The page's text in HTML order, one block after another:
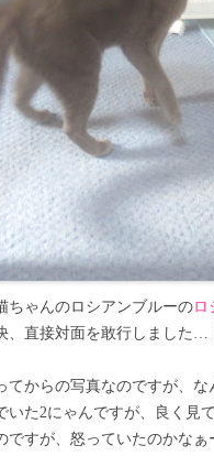
ちゃんのロシアンブルーのロ
、直接対面を敢行しました…
てからの写真なのですが、
た2にゃんですが、良く見て
ですが、怒っていたのかなぁ